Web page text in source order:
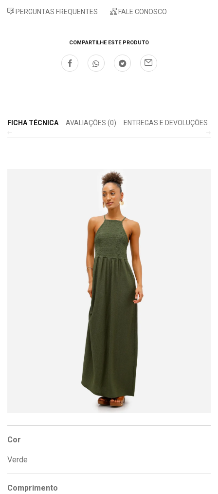
PERGUNTAS FREQUENTES FALE CONOSCO
COMPARTILHE ESTE PRODUTO
FICHA TÉCNICA AVALIAÇÕES (0) ENTREGAS E DEVOLUÇÕES
Cor
Verde
Comprimento